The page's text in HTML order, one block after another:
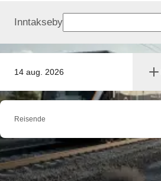
14 aug. 2026
Inntakseby
Reisende